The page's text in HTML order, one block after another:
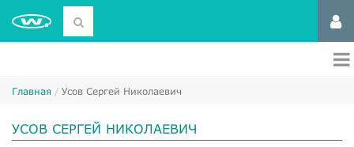
Главная Усов Сергей Николаевич
УСОВ СЕРГЕЙ НИКОЛАЕВИЧ